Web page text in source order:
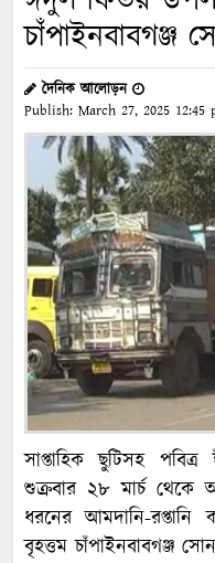
চাঁপাইনবাবগঞ্জ
দৈনিক আলোড়ন
Publish: March 27, 2025 12:45
সাপ্তাহিক ছুটিসহ
শুক্রবার ২৮ মার্চ থেকে
ধরনের আমদানি-রপ্তানি
বৃহত্তম চাঁপাইনবাবগঞ্জ